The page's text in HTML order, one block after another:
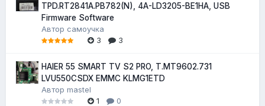
TPD.RT2841A.PB782(N), 4A-LD3205-BE1HA, USB
Firmware Software
Автор самоучка
3
3
HAIER 55 SMART TV S2 PRO, T.MT9602.731
LVU550CSDX EMMC KLMG1ETD
Автор mastel
1
0